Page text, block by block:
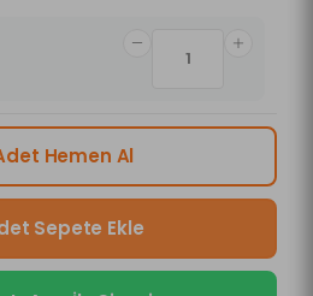
Hemen Al
Sepete Ekle